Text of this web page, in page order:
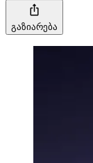
გაზიარება